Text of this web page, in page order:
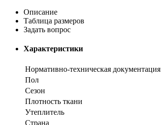
Описание
Таблица размеров
Задать вопрос
Характеристики
Нормативно-техническая документация
Пол
Сезон
Плотность ткани
Утеплитель
Страна